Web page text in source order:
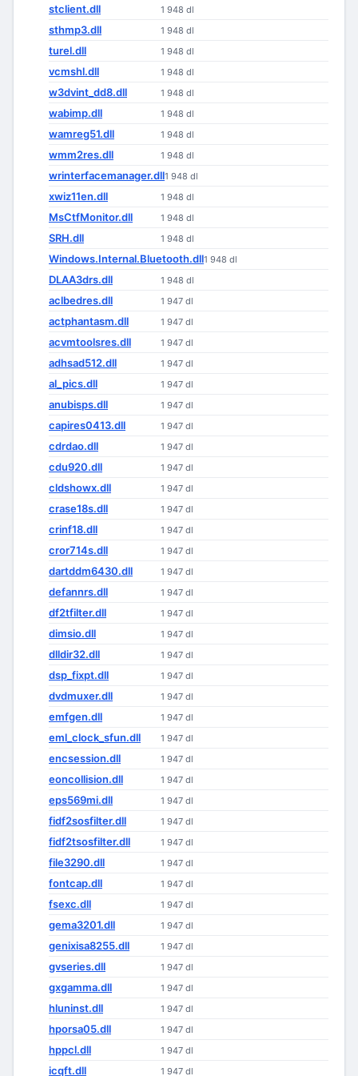
stclient.dll 1 948 dl
sthmp3.dll 1 948 dl
turel.dll 1 948 dl
vcmshl.dll 1 948 dl
w3dvint_dd8.dll 1 948 dl
wabimp.dll 1 948 dl
wamreg51.dll 1 948 dl
wmm2res.dll 1 948 dl
wrinterfacemanager.dll1 948 dl
xwiz11en.dll 1 948 dl
MsCtfMonitor.dll 1 948 dl
SRH.dll 1 948 dl
Windows.Internal.Bluetooth.dll1 948 dl
DLAA3drs.dll 1 948 dl
aclbedres.dll 1 947 dl
actphantasm.dll 1 947 dl
acvmtoolsres.dll 1 947 dl
adhsad512.dll 1 947 dl
al_pics.dll 1 947 dl
anubisps.dll 1 947 dl
capires0413.dll 1 947 dl
cdrdao.dll 1 947 dl
cdu920.dll 1 947 dl
cldshowx.dll 1 947 dl
crase18s.dll 1 947 dl
crinf18.dll 1 947 dl
cror714s.dll 1 947 dl
dartddm6430.dll 1 947 dl
defannrs.dll 1 947 dl
df2tfilter.dll 1 947 dl
dimsio.dll 1 947 dl
dlldir32.dll 1 947 dl
dsp_fixpt.dll 1 947 dl
dvdmuxer.dll 1 947 dl
emfgen.dll 1 947 dl
eml_clock_sfun.dll 1 947 dl
encsession.dll 1 947 dl
eoncollision.dll 1 947 dl
eps569mi.dll 1 947 dl
fidf2sosfilter.dll 1 947 dl
fidf2tsosfilter.dll 1 947 dl
file3290.dll 1 947 dl
fontcap.dll 1 947 dl
fsexc.dll 1 947 dl
gema3201.dll 1 947 dl
genixisa8255.dll 1 947 dl
gvseries.dll 1 947 dl
gxgamma.dll 1 947 dl
hluninst.dll 1 947 dl
hporsa05.dll 1 947 dl
hppcl.dll 1 947 dl
icqft.dll 1 947 dl